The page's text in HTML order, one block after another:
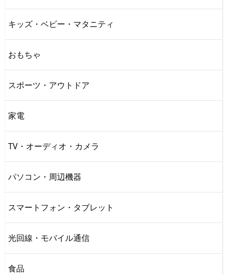
キッズ・ベビー・マタニティ
おもちゃ
スポーツ・アウトドア
家電
TV・オーディオ・カメラ
パソコン・周辺機器
スマートフォン・タブレット
光回線・モバイル通信
食品